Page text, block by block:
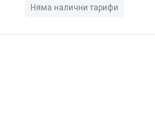
Няма налични тарифи